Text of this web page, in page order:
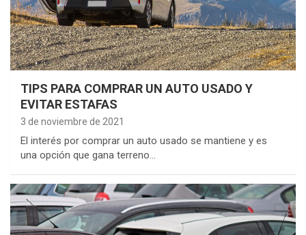
TIPS PARA COMPRAR UN AUTO USADO Y
EVITAR ESTAFAS
3 de noviembre de 2021
El interés por comprar un auto usado se mantiene y es
una opción que gana terreno…